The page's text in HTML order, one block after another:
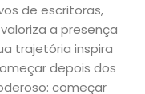
de escritoras,
a presença
trajetória inspira
depois dos
começar